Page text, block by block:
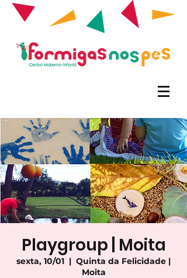
Playgroup | Moita
sexta, 10/01
  |
Quinta da Felicidade |
Moita